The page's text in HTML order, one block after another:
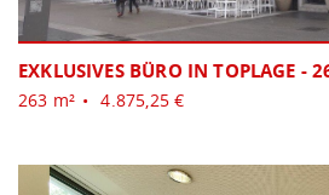
EXKLUSIVES BÜRO IN TOPLAGE -
263 m² 4.875,25 €